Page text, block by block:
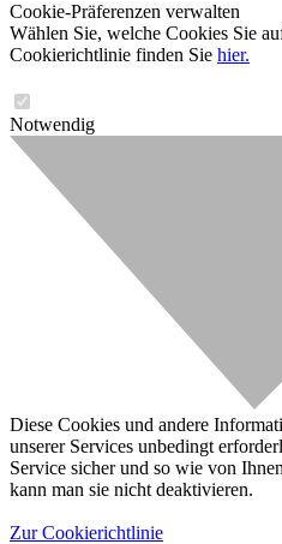
Cookie-Präferenzen verwalten
Wählen Sie, welche Cookies Sie
Cookierichtlinie finden Sie hier.
Notwendig
Diese Cookies und andere
unserer Services unbedingt
Service sicher und so wie von
kann man sie nicht deaktivieren.
Zur Cookierichtlinie